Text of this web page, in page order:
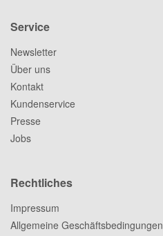
Service
Newsletter
Über uns
Kontakt
Kundenservice
Presse
Jobs
Rechtliches
Impressum
Allgemeine Geschäftsbedingungen